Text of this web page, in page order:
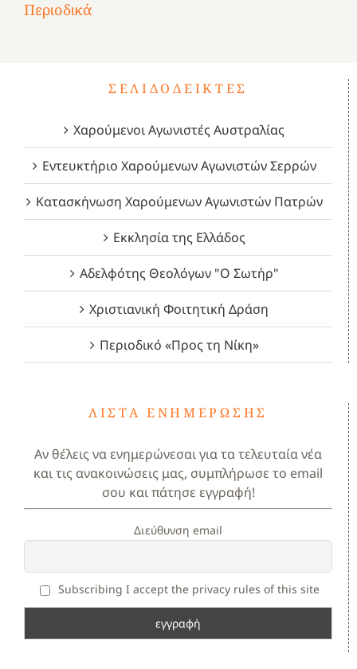
Περιοδικά
1821
2023!
2023!
2023!
ΣΕΛΙΔΟΔΕΊΚΤΕΣ
Χαρούμενοι Αγωνιστές Αυστραλίας
Εντευκτήριο Χαρούμενων Αγωνιστών Σερρών
Κατασκήνωση Χαρούμενων Αγωνιστών Πατρών
Εκκλησία της Ελλάδος
Αδελφότης Θεολόγων "Ο Σωτήρ"
Χριστιανική Φοιτητική Δράση
Περιοδικό «Προς τη Νίκη»
ΛΊΣΤΑ ΕΝΗΜΈΡΩΣΗΣ
Αν θέλεις να ενημερώνεσαι για τα τελευταία νέα
και τις ανακοινώσεις μας, συμπλήρωσε το email
σου και πάτησε εγγραφή!
Διεύθυνση email
Subscribing I accept the privacy rules of this site